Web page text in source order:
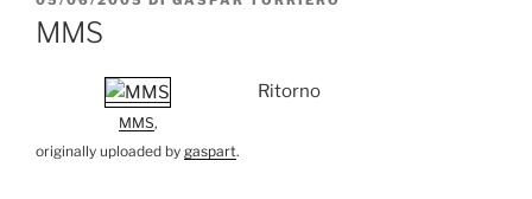
IL
MMS
MMS,
originally uploaded by gaspart.
Ritorno